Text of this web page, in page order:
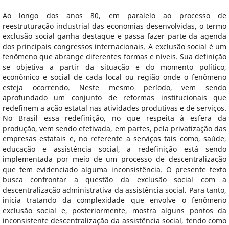
Ao longo dos anos 80, em paralelo ao processo de
reestruturação industrial das economias desenvolvidas, o termo
exclusão social ganha destaque e passa fazer parte da agenda
dos principais congressos internacionais. A exclusão social é um
fenômeno que abrange diferentes formas e níveis. Sua definição
se objetiva a partir da situação e do momento político,
econômico e social de cada local ou região onde o fenômeno
esteja ocorrendo. Neste mesmo período, vem sendo
aprofundado um conjunto de reformas institucionais que
redefinem a ação estatal nas atividades produtivas e de serviços.
No Brasil essa redefinição, no que respeita à esfera da
produção, vem sendo efetivada, em partes, pela privatização das
empresas estatais e, no referente a serviços tais como, saúde,
educação e assistência social, a redefinição está sendo
implementada por meio de um processo de descentralização
que tem evidenciado alguma inconsistência. O presente texto
busca confrontar a questão da exclusão social com a
descentralização administrativa da assistência social. Para tanto,
inicia tratando da complexidade que envolve o fenômeno
exclusão social e, posteriormente, mostra alguns pontos da
inconsistente descentralização da assistência social, tendo como